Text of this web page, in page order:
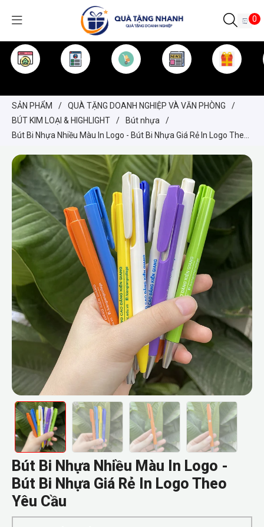
0
SẢN PHẨM / QUÀ TẶNG DOANH NGHIỆP VÀ VĂN PHÒNG
/
BÚT KIM LOẠI & HIGHLIGHT
/ Bút nhựa
/
Bút Bi Nhựa Nhiều Màu In Logo - Bút Bi Nhựa Giá Rẻ In Logo Theo
Bút Bi Nhựa Nhiều Màu In Logo -
Bút Bi Nhựa Giá Rẻ In Logo Theo
Yêu Cầu